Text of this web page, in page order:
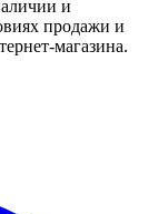
и
продажи и
магазина.